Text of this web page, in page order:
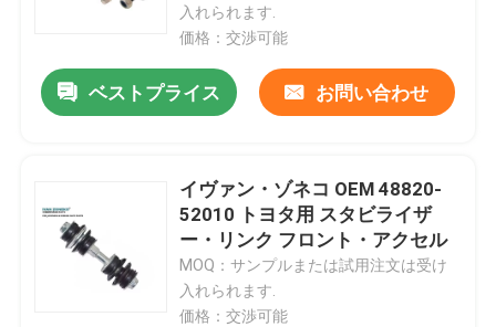
製品
VRショー
私たちに関しては
入れられます.
価格：交渉可能
ベストプライス お問い合わせ
イヴァン・ゾネコ OEM 48820-
52010 トヨタ用 スタビライザ
ー・リンク フロント・アクセル
MOQ：サンプルまたは試用注文は受け
入れられます.
価格：交渉可能